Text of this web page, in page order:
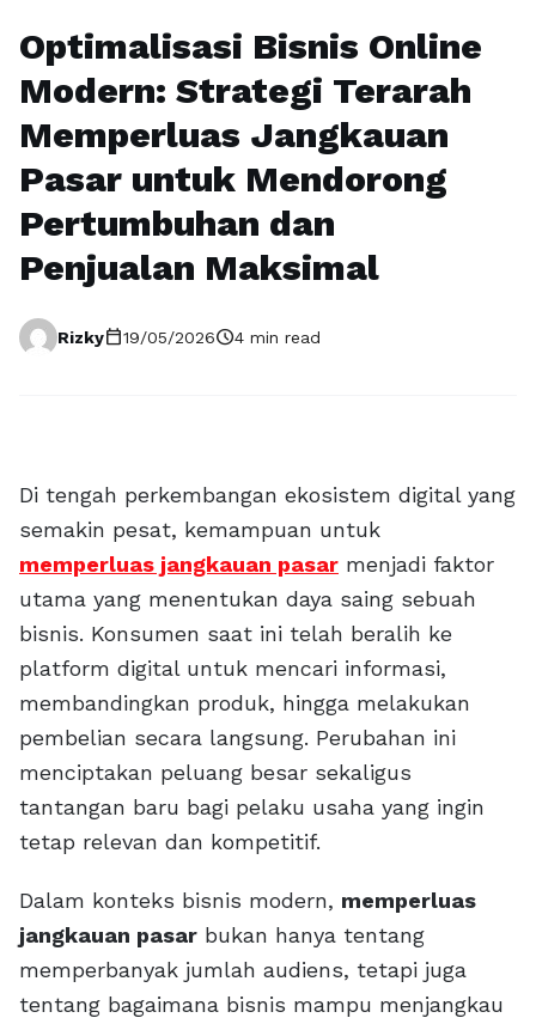
Optimalisasi Bisnis Online
Modern: Strategi Terarah
Memperluas Jangkauan
Pasar untuk Mendorong
Pertumbuhan dan
Penjualan Maksimal
Rizkycalendar_today19/05/2026schedule4 min read
Di tengah perkembangan ekosistem digital yang
semakin pesat, kemampuan untuk
memperluas jangkauan pasar menjadi faktor
utama yang menentukan daya saing sebuah
bisnis. Konsumen saat ini telah beralih ke
platform digital untuk mencari informasi,
membandingkan produk, hingga melakukan
pembelian secara langsung. Perubahan ini
menciptakan peluang besar sekaligus
tantangan baru bagi pelaku usaha yang ingin
tetap relevan dan kompetitif.
Dalam konteks bisnis modern, memperluas
jangkauan pasar bukan hanya tentang
memperbanyak jumlah audiens, tetapi juga
tentang bagaimana bisnis mampu menjangkau